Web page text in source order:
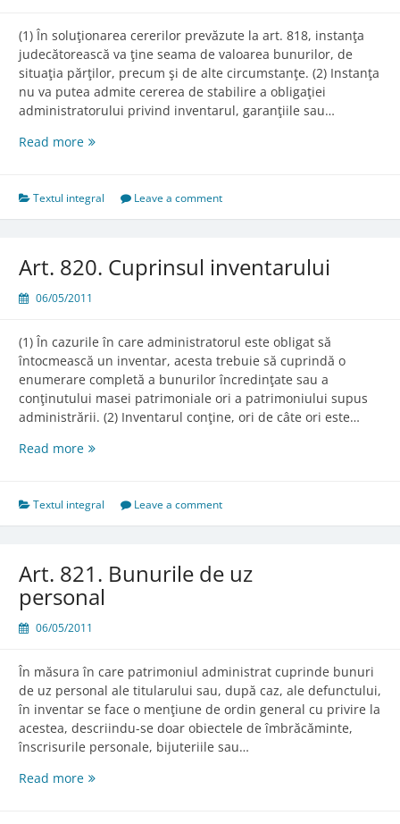
(1) În soluţionarea cererilor prevăzute la art. 818, instanţa
judecătorească va ţine seama de valoarea bunurilor, de
situaţia părţilor, precum şi de alte circumstanţe. (2) Instanţa
nu va putea admite cererea de stabilire a obligaţiei
administratorului privind inventarul, garanţiile sau…
Read moreArt.
pentru
aprecierea
Textul integral Leave a comment
Art. 820. Cuprinsul inventarului
06/05/2011
(1) În cazurile în care administratorul este obligat să
întocmească un inventar, acesta trebuie să cuprindă o
enumerare completă a bunurilor încredinţate sau a
conţinutului masei patrimoniale ori a patrimoniului supus
administrării. (2) Inventarul conţine, ori de câte ori este…
Read moreArt.
inventarului
Textul integral Leave a comment
Art. 821. Bunurile de uz
personal
06/05/2011
În măsura în care patrimoniul administrat cuprinde bunuri
de uz personal ale titularului sau, după caz, ale defunctului,
în inventar se face o menţiune de ordin general cu privire la
acestea, descriindu-se doar obiectele de îmbrăcăminte,
înscrisurile personale, bijuteriile sau…
Read moreArt.